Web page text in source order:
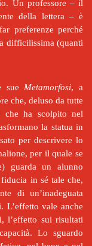
Un professore – il
della lettera – è
preferenze perché
difficilissima (quanti
sue Metamorfosi, a
che, deluso da tutte
che ha scolpito nel
la statua in
per descrivere lo
per il quale se
guarda un alunno
in sé tale che,
di un’inadeguata
L’effetto vale anche
l’effetto sui risultati
Lo sguardo